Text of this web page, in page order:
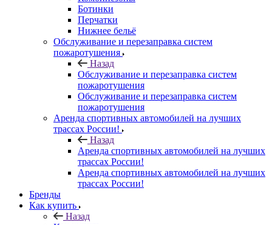
Ботинки
Перчатки
Нижнее бельё
Обслуживание и перезаправка систем
пожаротушения
Назад
Обслуживание и перезаправка систем
пожаротушения
Обслуживание и перезаправка систем
пожаротушения
Аренда спортивных автомобилей на лучших
трассах России!
Назад
Аренда спортивных автомобилей на лучших
трассах России!
Аренда спортивных автомобилей на лучших
трассах России!
Бренды
Как купить
Назад